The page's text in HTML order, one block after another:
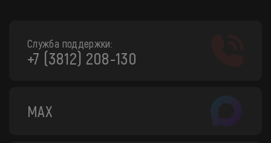
Служба поддержки:
+7 (3812) 208-130
MAX